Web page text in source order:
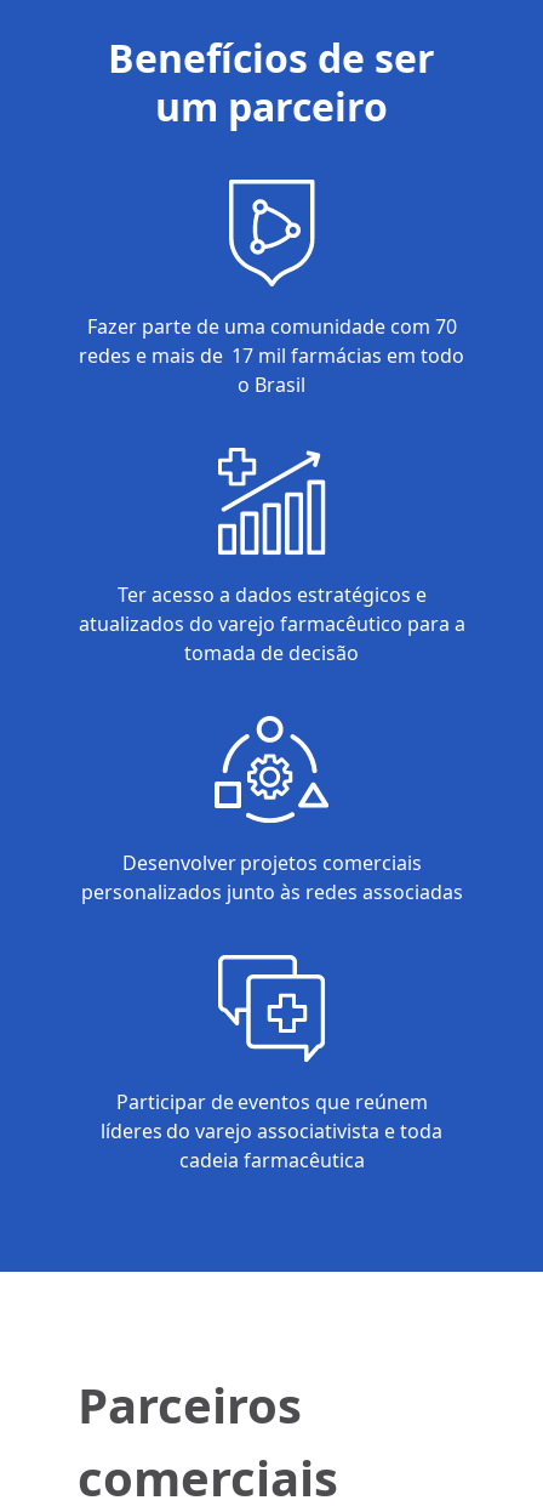
Benefícios de ser
um parceiro
Fazer parte de uma comunidade com 70
redes e mais de 17 mil farmácias em todo
o Brasil
Ter acesso a dados estratégicos e
atualizados do varejo farmacêutico para a
tomada de decisão
Desenvolver projetos comerciais
personalizados junto às redes associadas
Participar de eventos que reúnem
líderes do varejo associativista e toda
cadeia farmacêutica
Parceiros
comerciais